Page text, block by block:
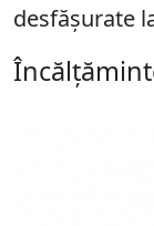
desfășurate